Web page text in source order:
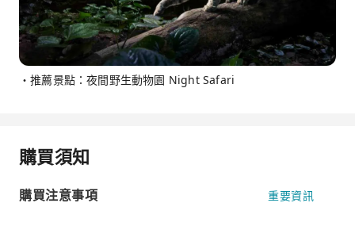
・推薦景點：夜間野生動物園 Night Safari
購買須知
購買注意事項 重要資訊